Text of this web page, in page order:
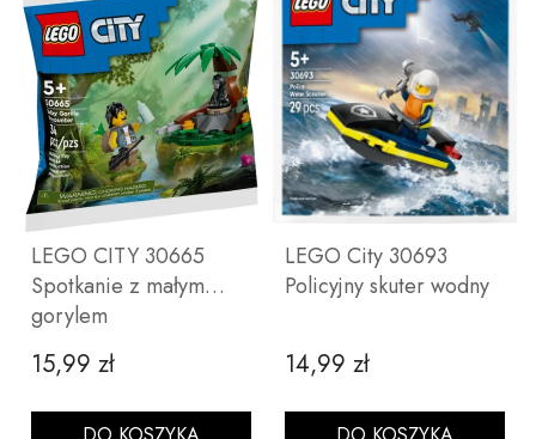
LEGO CITY 30665
Spotkanie z małym
gorylem
Cena
15,99 zł
LEGO City 30693
Policyjny skuter wodny
Cena
14,99 zł